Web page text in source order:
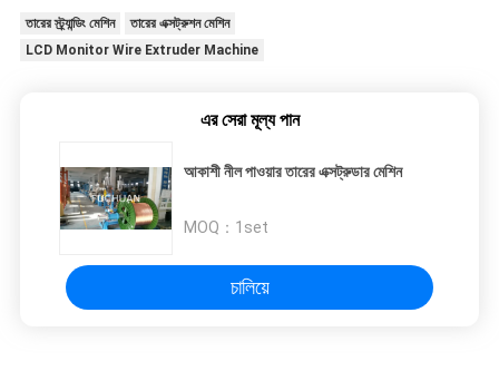
তারের স্ট্র্যান্ডিং মেশিন
তারের এক্সট্রুশন মেশিন
LCD Monitor Wire Extruder Machine
এর সেরা মূল্য পান
আকাশী নীল পাওয়ার তারের এক্সট্রুডার মেশিন
MOQ： 1set
চালিয়ে